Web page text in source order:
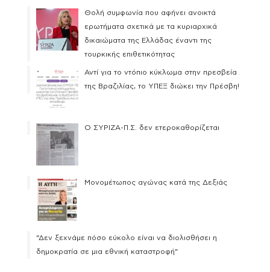
Θολή συμφωνία που αφήνει ανοικτά
ερωτήματα σχετικά με τα κυριαρχικά
δικαιώματα της Ελλάδας έναντι της
τουρκικής επιθετικότητας
Αντί για το ντόπιο κύκλωμα στην πρεσβεία
της Βραζιλίας, το ΥΠΕΞ διώκει την Πρέσβη!
Ο ΣΥΡΙΖΑ-Π.Σ. δεν ετεροκαθορίζεται
Μονομέτωπος αγώνας κατά της Δεξιάς
“Δεν ξεχνάμε πόσο εύκολο είναι να διολισθήσει η
δημοκρατία σε μια εθνική καταστροφή”